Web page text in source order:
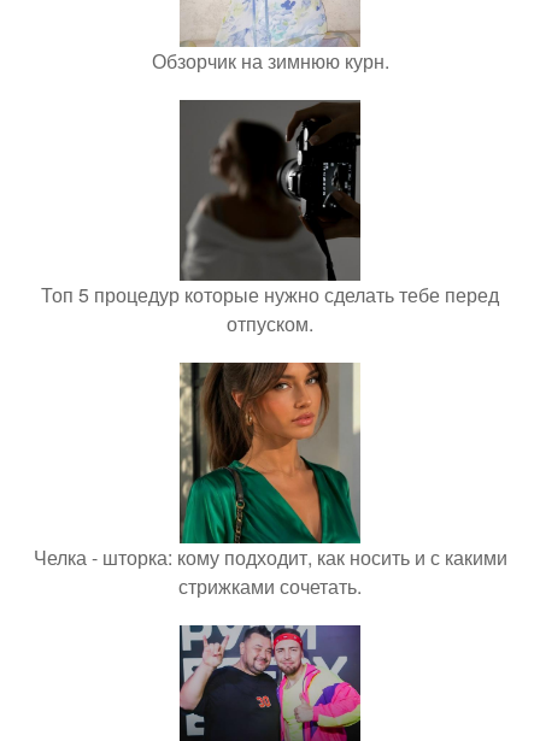
Обзорчик на зимнюю курн.
Топ 5 процедур которые нужно сделать тебе перед
отпуском.
Челка - шторка: кому подходит, как носить и с какими
стрижками сочетать.